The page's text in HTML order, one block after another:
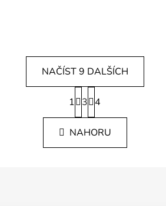
O
v
l
á
NAČÍST 9 DALŠÍCH
S
t
n
k
1 3 4
NAHORU